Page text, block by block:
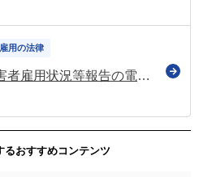
用の法律
令和6年の高年齢者・障害者雇用状況等報告の電子申請による提出についてお知らせ（厚労省）
るおすすめコンテンツ